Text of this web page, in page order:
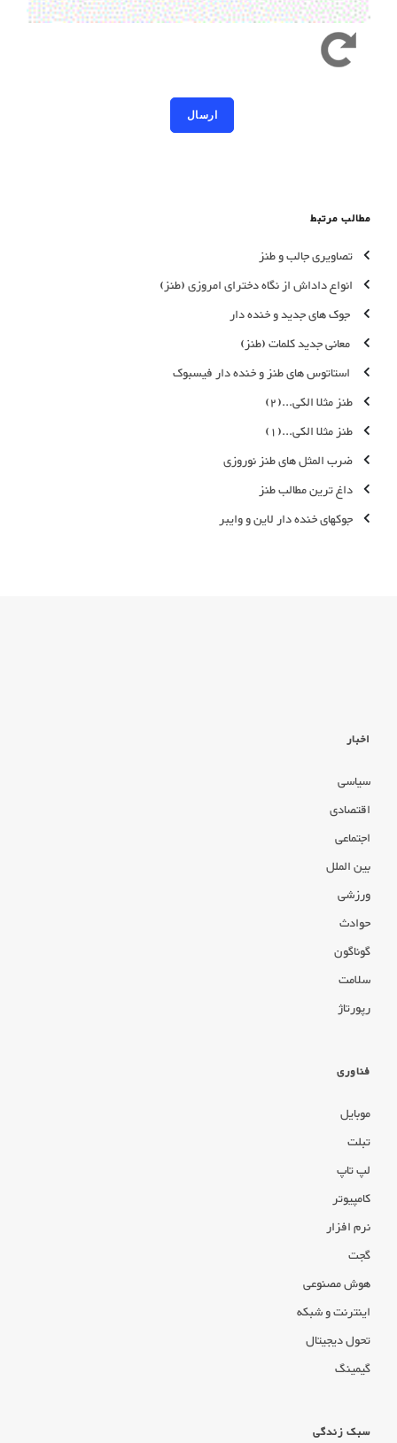
مطالب مرتبط
تصاویری جالب و طنز
انواع داداش از نگاه دخترای امروزی (طنز)
جوک های جدید و خنده دار
معانی جدید کلمات (طنز)
استاتوس های طنز و خنده دار فیسبوک
طنز مثلا الکی...(2)
طنز مثلا الکی...(1)
ضرب المثل های طنز نوروزی
داغ ترین مطالب طنز
جوکهای خنده دار لاین و وایبر
اخبار
سیاسی
اقتصادی
اجتماعی
بین الملل
ورزشی
حوادث
گوناگون
سلامت
رپورتاژ
فناوری
موبایل
تبلت
لپ تاپ
کامپیوتر
نرم افزار
گجت
هوش مصنوعی
اینترنت و شبکه
تحول دیجیتال
گیمینگ
سبک زندگی